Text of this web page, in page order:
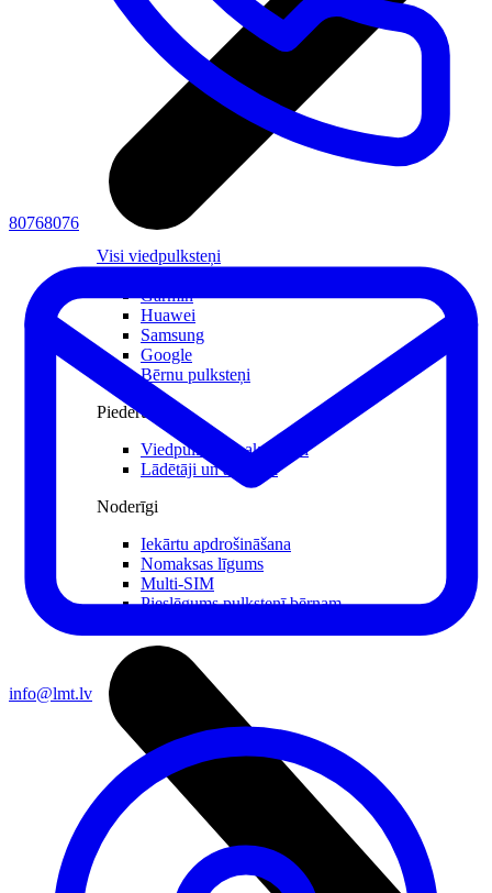
Visi viedpulksteņi
Garmin
Huawei
Samsung
Google
Bērnu pulksteņi
Piederumi
Viedpulksteņu aksesuāri
Lādētāji un adapteri
Noderīgi
Iekārtu apdrošināšana
Nomaksas līgums
Multi-SIM
Pieslēgums pulkstenī bērnam
80768076
info@lmt.lv